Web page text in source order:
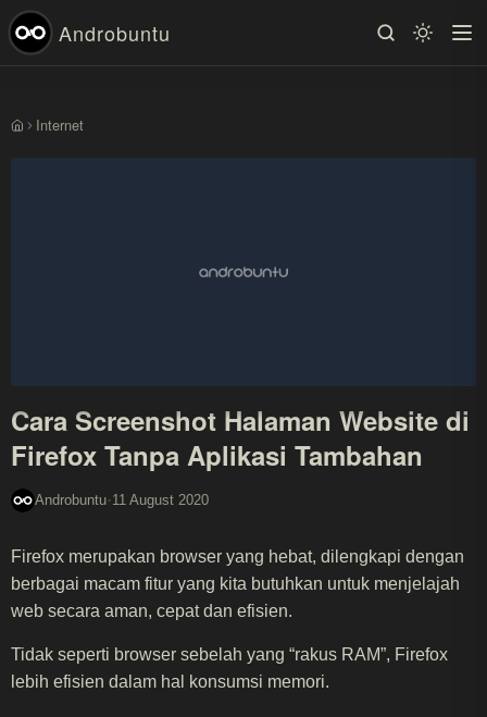
Androbuntu
BerandaInternet
Cara Screenshot Halaman Website di
Firefox Tanpa Aplikasi Tambahan
Androbuntu·11 August 2020
Firefox merupakan browser yang hebat, dilengkapi dengan
berbagai macam fitur yang kita butuhkan untuk menjelajah
web secara aman, cepat dan efisien.
Tidak seperti browser sebelah yang “rakus RAM”, Firefox
lebih efisien dalam hal konsumsi memori.